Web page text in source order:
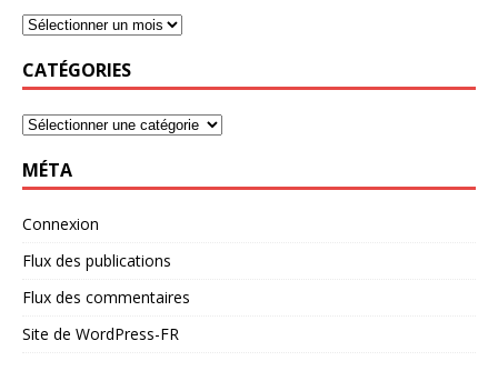
CATÉGORIES
MÉTA
Connexion
Flux des publications
Flux des commentaires
Site de WordPress-FR